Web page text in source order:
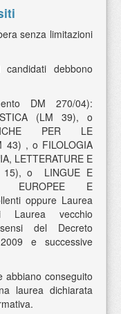
senza limitazioni
debbono
DM 270/04):
(LM 39), o
PER LE
43) , o FILOLOGIA
LETTERATURE E
15), o LINGUE E
EUROPEE E
oppure Laurea
Laurea vecchio
del Decreto
e successive
abbiano conseguito
laurea dichiarata